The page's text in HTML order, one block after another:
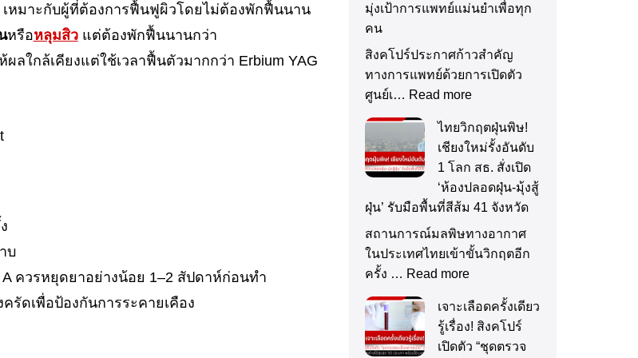
หมาะกับผู้ที่ต้องการฟื้นฟูผิวโดยไม่ต้องพักฟื้นนาน
หรือหลุมสิวแต่ต้องพักฟื้นนานกว่า
ลใกล้เคียงแต่ใช้เวลาฟื้นตัวมากกว่า Erbium YAG
บ
ควรหยุดยาอย่างน้อย 1–2 สัปดาห์ก่อนทำ
รัดเพื่อป้องกันการระคายเคือง
มุ่งเป้าการแพทย์แม่นยำเพื่อทุก
คน
สิงคโปร์ประกาศก้าวสำคัญ
ทางการแพทย์ด้วยการเปิดตัว
ศูนย์เ… Read more
ไทยวิกฤตฝุ่นพิษ!
เชียงใหม่รั้งอันดับ
1 โลก สธ. สั่งเปิด
‘ห้องปลอดฝุ่น-มุ้งสู้
ฝุ่น’ รับมือพื้นที่สีส้ม 41 จังหวัด
สถานการณ์มลพิษทางอากาศ
ในประเทศไทยเข้าขั้นวิกฤตอีก
ครั้ง … Read more
เจาะเลือดครั้งเดียว
รู้เรื่อง! สิงคโปร์
เปิดตัว “ชุดตรวจ